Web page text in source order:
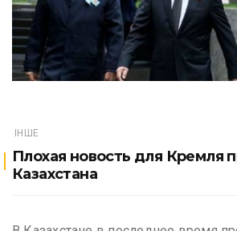
ІНШЕ
Плохая новость для Кремля
Казахстана